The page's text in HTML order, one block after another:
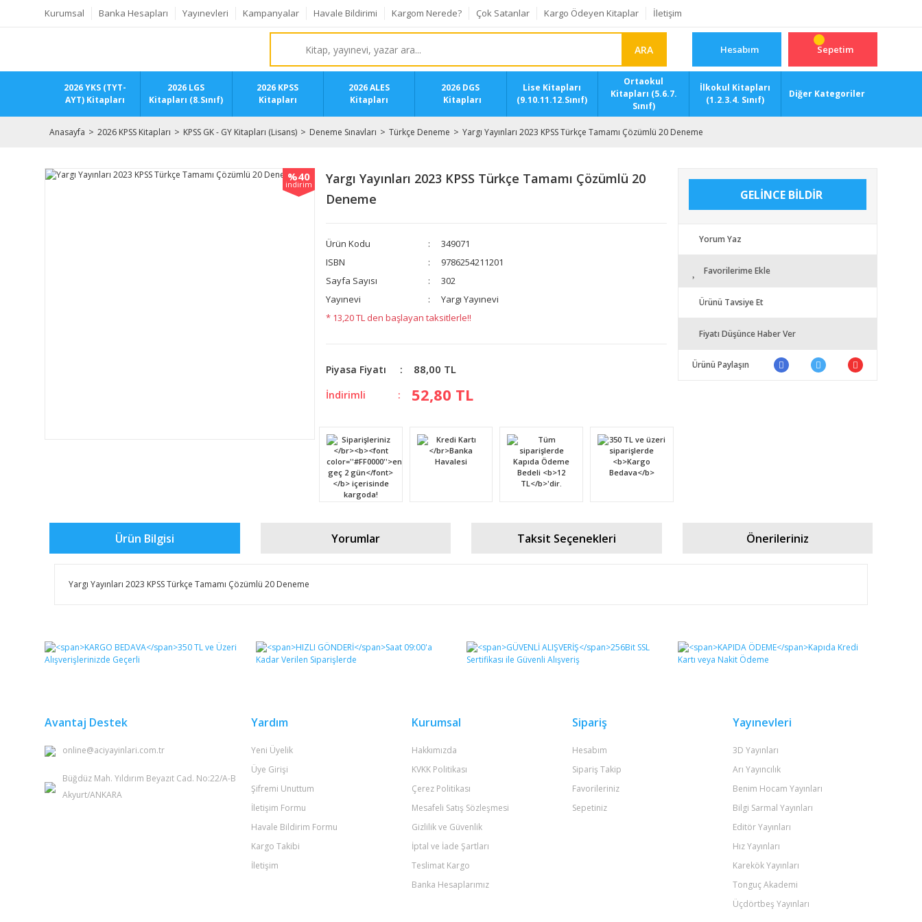
Kurumsal Banka Hesapları Yayınevleri Kampanyalar Havale Bildirimi Kargom Nerede? Çok Satanlar Kargo Ödeyen Kitaplar İletişim
ARA Hesabım Sepetim
2026 YKS (TYT-
AYT) Kitapları
2026 LGS
Kitapları (8.Sınıf)
2026 KPSS
Kitapları
2026 ALES
Kitapları
2026 DGS
Kitapları
Lise Kitapları
(9.10.11.12.Sınıf)
Ortaokul
Kitapları (5.6.7.
Sınıf)
İlkokul Kitapları
(1.2.3.4. Sınıf)
Diğer Kategoriler
Anasayfa 2026 KPSS Kitapları KPSS GK - GY Kitapları (Lisans) Deneme Sınavları Türkçe Deneme Yargı Yayınları 2023 KPSS Türkçe Tamamı Çözümlü 20 Deneme
%40
indirim
Yargı Yayınları 2023 KPSS Türkçe Tamamı Çözümlü 20
Deneme
Ürün Kodu
349071
ISBN
9786254211201
Sayfa Sayısı
302
Yayınevi
Yargı Yayınevi
* 13,20 TL den başlayan taksitlerle!!
Piyasa Fiyatı 88,00 TL
İndirimli 52,80 TL
GELİNCE BİLDİR
Yorum Yaz
Favorilerime Ekle
Ürünü Tavsiye Et
Fiyatı Düşünce Haber Ver
Ürünü Paylaşın
Ürün Bilgisi Yorumlar Taksit Seçenekleri Önerileriniz
Yargı Yayınları 2023 KPSS Türkçe Tamamı Çözümlü 20 Deneme
Bu ürüne ilk yorumu siz yapın!
Görüş ve önerileriniz için teşekkür ederiz.
Bu ürüne benzer farklı alternatifler olmalı.
Gönder
Avantaj Destek
online@aciyayinlari.com.tr
Büğdüz Mah. Yıldırım Beyazıt Cad. No:22/A-B
Akyurt/ANKARA
Yardım
Yeni Üyelik
Üye Girişi
Şifremi Unuttum
İletişim Formu
Havale Bildirim Formu
Kargo Takibi
İletişim
Kurumsal
Hakkımızda
KVKK Politikası
Çerez Politikası
Mesafeli Satış Sözleşmesi
Gizlilik ve Güvenlik
İptal ve İade Şartları
Teslimat Kargo
Banka Hesaplarımız
Sipariş
Hesabım
Sipariş Takip
Favorileriniz
Sepetiniz
Yayınevleri
3D Yayınları
Arı Yayıncılık
Benim Hocam Yayınları
Bilgi Sarmal Yayınları
Editör Yayınları
Hız Yayınları
Karekök Yayınları
Tonguç Akademi
Üçdörtbeş Yayınları